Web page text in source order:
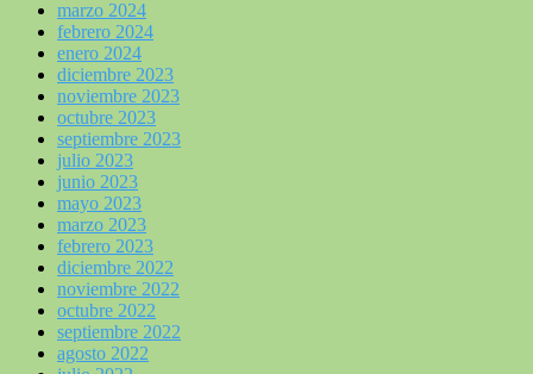
marzo 2024
febrero 2024
enero 2024
diciembre 2023
noviembre 2023
octubre 2023
septiembre 2023
julio 2023
junio 2023
mayo 2023
marzo 2023
febrero 2023
diciembre 2022
noviembre 2022
octubre 2022
septiembre 2022
agosto 2022